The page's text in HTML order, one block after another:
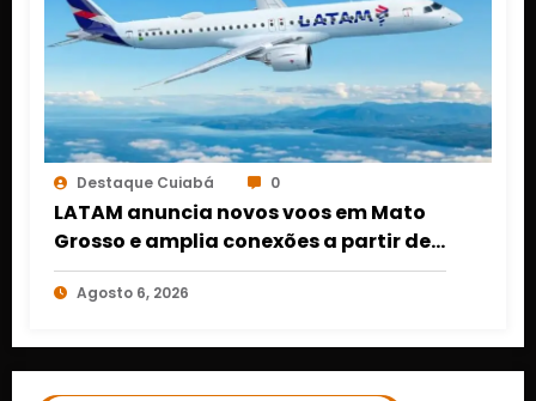
Destaque Cuiabá 0
LATAM anuncia novos voos em Mato
Grosso e amplia conexões a partir de
Cuiabá e Rondonópolis
Agosto 6, 2026